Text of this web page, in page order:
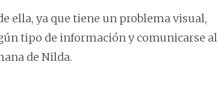
ella, ya que tiene un problema visual,
tipo de información y comunicarse al
de Nilda.